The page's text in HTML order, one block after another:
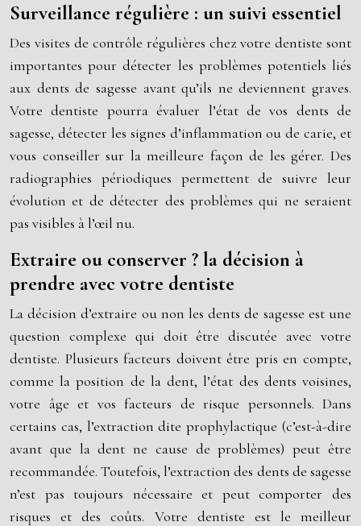
Surveillance régulière : un suivi essentiel
Des visites de contrôle régulières chez votre dentiste sont
importantes pour détecter les problèmes potentiels liés
aux dents de sagesse avant qu’ils ne deviennent graves.
Votre dentiste pourra évaluer l’état de vos dents de
sagesse, détecter les signes d’inflammation ou de carie, et
vous conseiller sur la meilleure façon de les gérer. Des
radiographies périodiques permettent de suivre leur
évolution et de détecter des problèmes qui ne seraient
pas visibles à l’œil nu.
Extraire ou conserver ? la décision à
prendre avec votre dentiste
La décision d’extraire ou non les dents de sagesse est une
question complexe qui doit être discutée avec votre
dentiste. Plusieurs facteurs doivent être pris en compte,
comme la position de la dent, l’état des dents voisines,
votre âge et vos facteurs de risque personnels. Dans
certains cas, l’extraction dite prophylactique (c’est-à-dire
avant que la dent ne cause de problèmes) peut être
recommandée. Toutefois, l’extraction des dents de sagesse
n’est pas toujours nécessaire et peut comporter des
risques et des coûts. Votre dentiste est le meilleur